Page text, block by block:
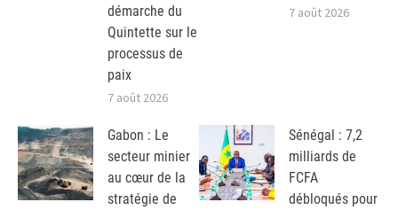
démarche du
Quintette sur le
processus de
paix
7 août 2026
7 août 2026
Gabon : Le
secteur minier
au cœur de la
stratégie de
Sénégal : 7,2
milliards de
FCFA
débloqués pour